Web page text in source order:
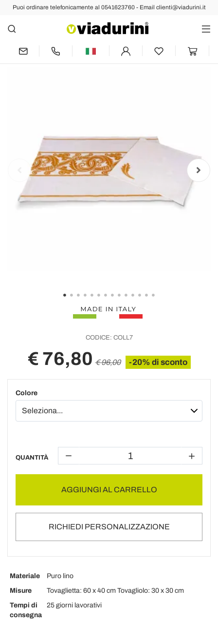
Puoi ordinare telefonicamente al 0541623760 - Email clienti@viadurini.it
Indietro Prec Succ
Servizio Colazione Artigianale Italiano
Stampa a Mano su Tessuti Antichi d'Arte
CODICE: COLL7
€ 76,80 € 96,00 -20% di sconto
Colore
QUANTITÀ
AGGIUNGI AL CARRELLO
RICHIEDI PERSONALIZZAZIONE
Materiale
Puro lino
Misure
Tovaglietta: 60 x 40 cm Tovagliolo: 30 x 30 cm
Tempi di
consegna
25 giorni lavorativi